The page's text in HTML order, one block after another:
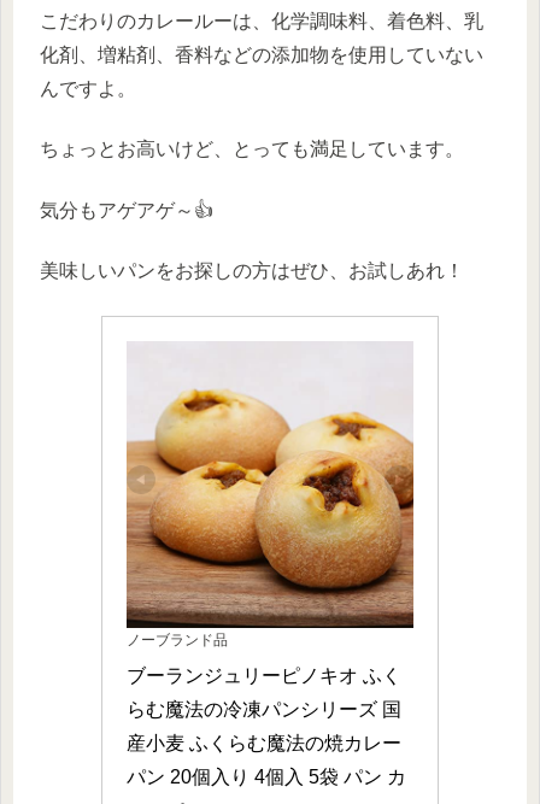
こだわりのカレールーは、化学調味料、着色料、乳
化剤、増粘剤、香料などの添加物を使用していない
んですよ。
ちょっとお高いけど、とっても満足しています。
気分もアゲアゲ～👍
美味しいパンをお探しの方はぜひ、お試しあれ！
ノーブランド品
ブーランジュリーピノキオ ふく
らむ魔法の冷凍パンシリーズ 国
産小麦 ふくらむ魔法の焼カレー
パン 20個入り 4個入 5袋 パン カ